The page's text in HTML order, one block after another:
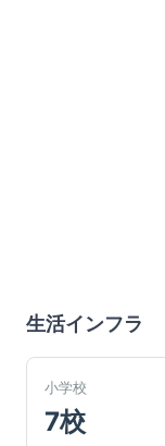
生活インフラ
小学校
7校